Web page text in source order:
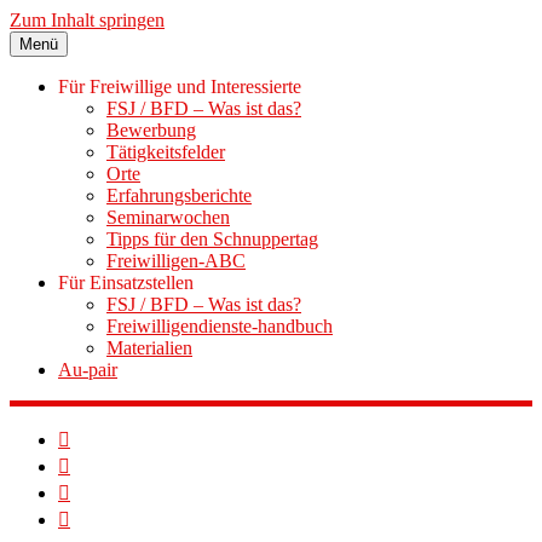
Zum Inhalt springen
Menü
Für Freiwillige und Interessierte
FSJ / BFD – Was ist das?
Bewerbung
Tätigkeitsfelder
Orte
Erfahrungsberichte
Seminarwochen
Tipps für den Schnuppertag
Freiwilligen-ABC
Für Einsatzstellen
FSJ / BFD – Was ist das?
Freiwilligendienste-handbuch
Materialien
Au-pair